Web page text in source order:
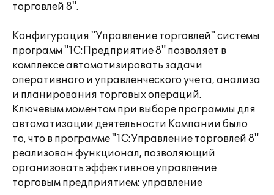
торговлей 8".
Конфигурация "Управление торговлей" системы
программ "1С:Предприятие 8" позволяет в
комплексе автоматизировать задачи
оперативного и управленческого учета, анализа
и планирования торговых операций.
Ключевым моментом при выборе программы для
автоматизации деятельности Компании было
то, что в программе "1С:Управление торговлей 8"
реализован функционал, позволяющий
организовать эффективное управление
торговым предприятием: управление